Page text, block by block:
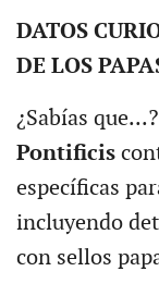
DATOS
DE LOS
¿Sabías
Pontificis
específicas
incluyendo
con sellos